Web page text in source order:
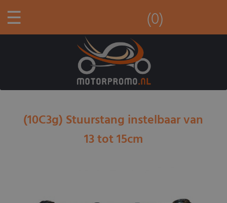
☰ (0)
(10C3g) Stuurstang instelbaar van
13 tot 15cm